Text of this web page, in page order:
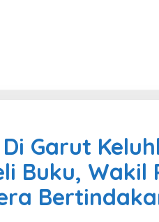
Garut
Buku, Wakil